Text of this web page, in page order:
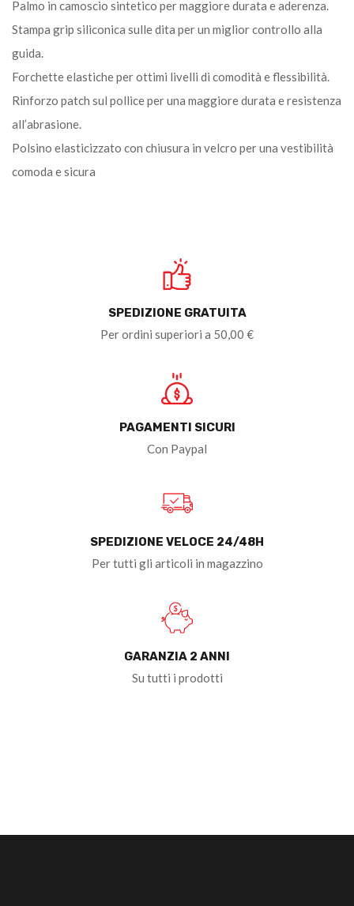
Palmo in camoscio sintetico per maggiore durata e aderenza.
Stampa grip siliconica sulle dita per un miglior controllo alla
guida.
Forchette elastiche per ottimi livelli di comodità e flessibilità.
Rinforzo patch sul pollice per una maggiore durata e resistenza
all’abrasione.
Polsino elasticizzato con chiusura in velcro per una vestibilità
comoda e sicura
SPEDIZIONE GRATUITA
Per ordini superiori a 50,00 €
PAGAMENTI SICURI
Con Paypal
SPEDIZIONE VELOCE 24/48H
Per tutti gli articoli in magazzino
GARANZIA 2 ANNI
Su tutti i prodotti